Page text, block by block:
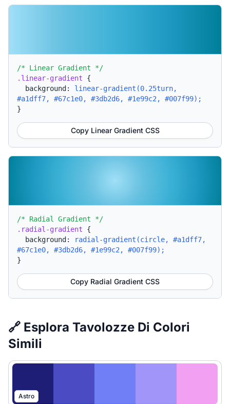
/* Linear Gradient */
.linear-gradient {
background: linear-gradient(0.25turn,
#a1dff7, #67c1e0, #3db2d6, #1e99c2, #007f99);
}
Copy Linear Gradient CSS
/* Radial Gradient */
.radial-gradient {
background:
radial-gradient(circle, #a1dff7,
#67c1e0, #3db2d6, #1e99c2, #007f99);
}
Copy Radial Gradient CSS
🔗 Esplora Tavolozze Di Colori
Simili
Astro